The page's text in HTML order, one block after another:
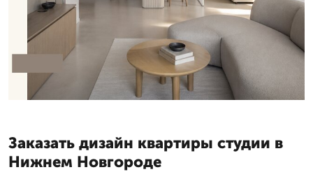
Заказать дизайн квартиры студии в
Нижнем Новгороде